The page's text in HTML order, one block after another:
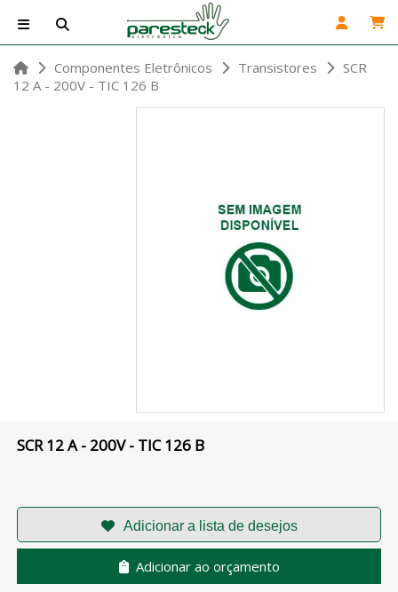
Componentes Eletrônicos Transistores
SCR
12 A - 200V - TIC 126 B
SCR 12 A - 200V - TIC 126 B
Adicionar ao orçamento